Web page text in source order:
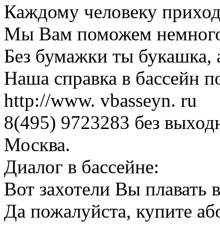
Каждому человеку
Мы Вам поможем немного,
Без бумажки ты букашка,
Наша справка в
http://www. vbasseyn. ru
8(495) 9723283 без
Москва.
Диалог в бассейне:
Вот захотели Вы плавать
Да пожалуйста, купите